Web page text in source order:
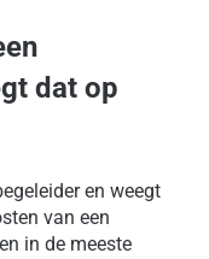
dat op
en weegt
van een
in de meeste